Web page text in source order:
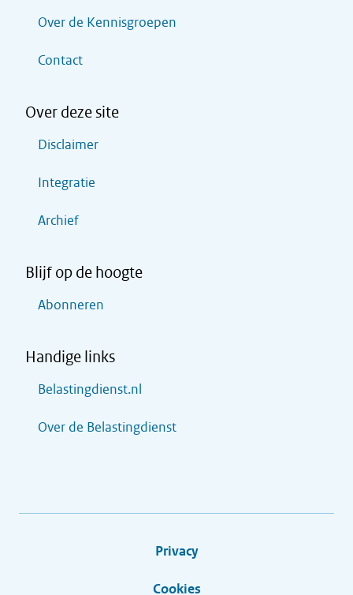
Over de Kennisgroepen
Contact
Over deze site
Disclaimer
Integratie
Archief
Blijf op de hoogte
Abonneren
Handige links
Belastingdienst.nl
Over de Belastingdienst
Privacy
Cookies